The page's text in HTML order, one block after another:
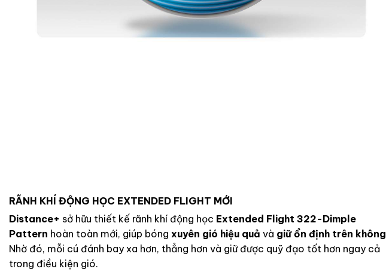
RÃNH KHÍ ĐỘNG HỌC EXTENDED FLIGHT MỚI
Distance+ sở hữu thiết kế rãnh khí động học Extended Flight 322-Dimple
Pattern hoàn toàn mới, giúp bóng xuyên gió hiệu quả và giữ ổn định trên không
Nhờ đó, mỗi cú đánh bay xa hơn, thẳng hơn và giữ được quỹ đạo tốt hơn ngay cả
trong điều kiện gió.